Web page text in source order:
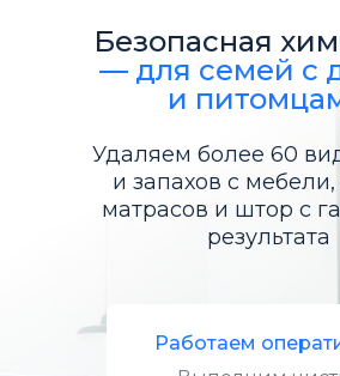
Работаем
Безопасная
— для семей с
и
Удаляем более 60
и запахов с
матрасов и штор с
результата